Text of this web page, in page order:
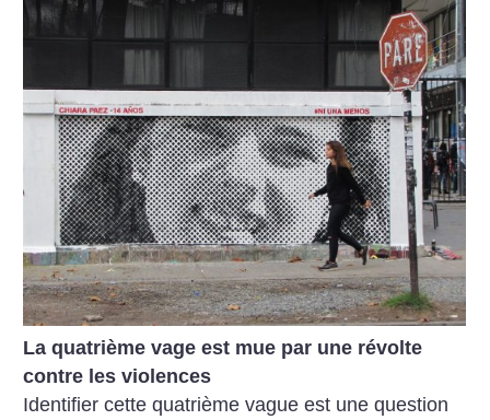
La quatrième vage est mue par une révolte
contre les violences
Identifier cette quatrième vague est une question